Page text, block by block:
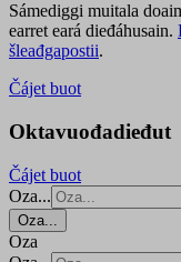
Sámediggi muitala
earret eará dieđáhusain.
šleađgapostii.
Čájet buot
Oktavuođadieđut
Čájet buot
Oza...
Oza...
Oza